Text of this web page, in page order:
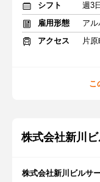
シフト
雇用形態
アル
アクセス
片
こ
株式会社新川
株式会社新川ビルサ